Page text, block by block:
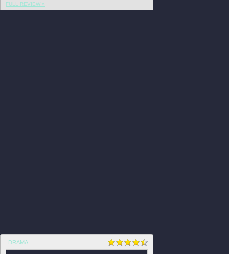
FULL REVIEW »
DRAMA